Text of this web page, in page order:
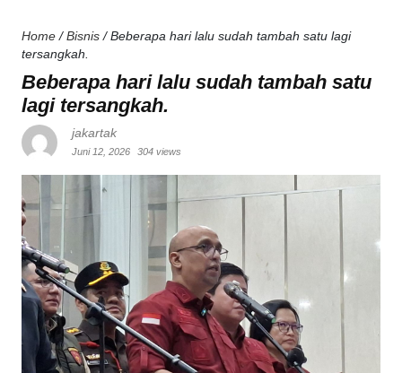
Home / Bisnis / Beberapa hari lalu sudah tambah satu lagi
tersangkah.
Beberapa hari lalu sudah tambah satu
lagi tersangkah.
jakartak
Juni 12, 2026 304 views